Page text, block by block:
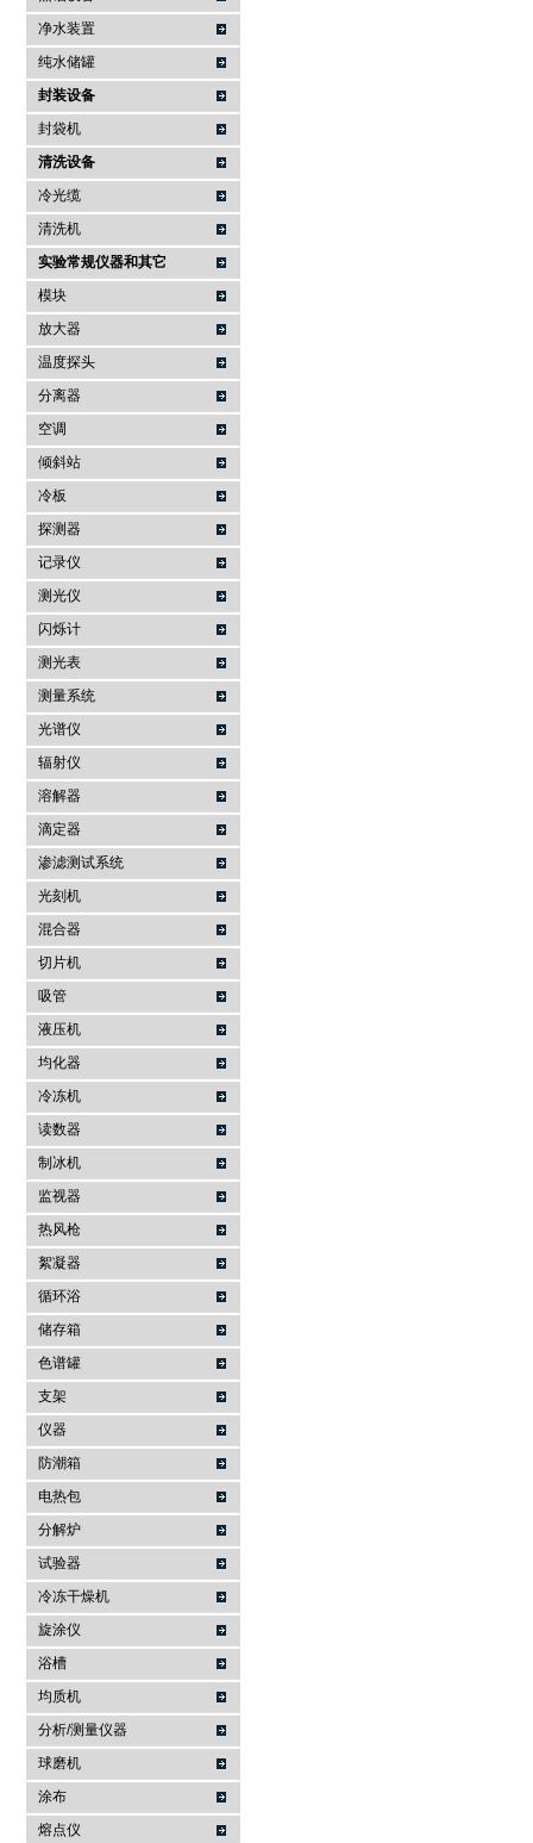
净水装置
纯水储罐
封装设备
封袋机
清洗设备
冷光缆
清洗机
实验常规仪器和其它
模块
放大器
温度探头
分离器
空调
倾斜站
冷板
探测器
记录仪
测光仪
闪烁计
测光表
测量系统
光谱仪
辐射仪
溶解器
滴定器
渗滤测试系统
光刻机
混合器
切片机
吸管
液压机
均化器
冷冻机
读数器
制冰机
监视器
热风枪
絮凝器
循环浴
储存箱
色谱罐
支架
仪器
防潮箱
电热包
分解炉
试验器
冷冻干燥机
旋涂仪
浴槽
均质机
分析/测量仪器
球磨机
涂布
熔点仪